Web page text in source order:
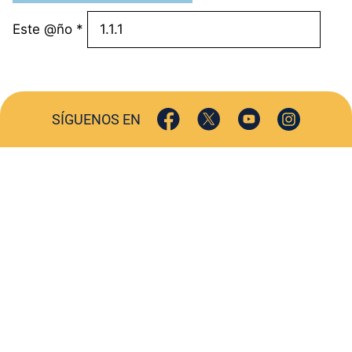
Este @ño *
SÍGUENOS EN